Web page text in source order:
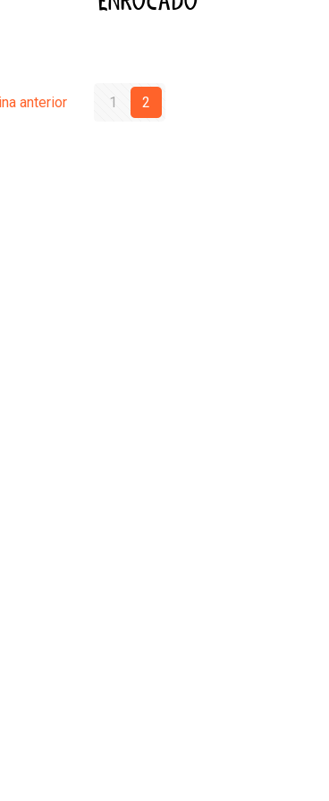
anterior 1 2